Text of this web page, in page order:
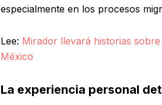
especialmente en los procesos
Lee: Mirador llevará historias
México
La experiencia personal